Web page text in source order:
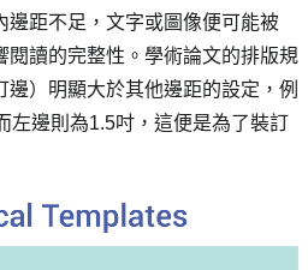
邊距不足，文字或圖像便可能被
閱讀的完整性。學術論文的排版規
）明顯大於其他邊距的設定，例
左邊則為1.5吋，這便是為了裝訂